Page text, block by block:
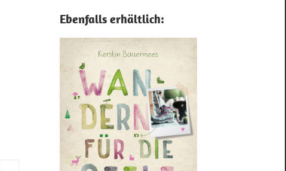
Ebenfalls erhältlich: